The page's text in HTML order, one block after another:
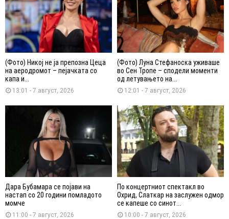
(Фото) Никој не ја препозна Цеца
на аеродромот – пејачката со
капа и...
13:01 - 7 август, 2026
(Фото) Луна Стефаноска уживаше
во Сен Тропе – сподели моменти
од летувањето на...
12:01 - 7 август, 2026
Дара Бубамара се појави на
настап со 20 години помладото
момче
11:00 - 7 август, 2026
По концертниот спектакл во
Охрид, Слаткар на заслужен одмор
се капеше со синот...
10:00 - 7 август, 2026